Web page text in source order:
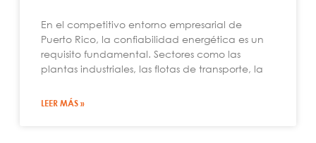
En el competitivo entorno empresarial de
Puerto Rico, la confiabilidad energética es un
requisito fundamental. Sectores como las
plantas industriales, las flotas de transporte, la
LEER MÁS »